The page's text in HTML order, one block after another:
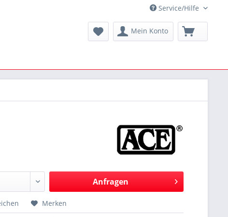
Service/Hilfe
Mein Konto
Anfragen
Merken